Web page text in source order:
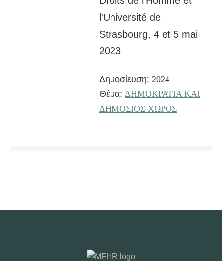
l'Université de
Strasbourg, 4 et 5 mai
2023
Δημοσίευση: 2024
Θέμα: ΔΗΜΟΚΡΑΤΙΑ ΚΑΙ
ΔΗΜΟΣΙΟΣ ΧΩΡΟΣ